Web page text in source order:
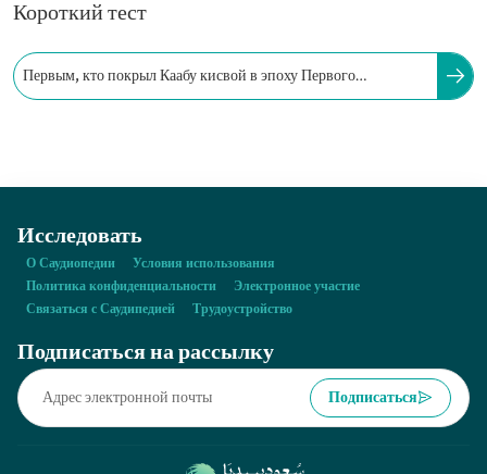
Короткий тест
Первым, кто покрыл Каабу кисвой в эпоху Первого
Исследовать
О Саудиопедии
Условия использования
Политика конфиденциальности
Электронное участие
Связаться с Саудипедией
Трудоустройство
Подписаться на рассылку
Подписаться